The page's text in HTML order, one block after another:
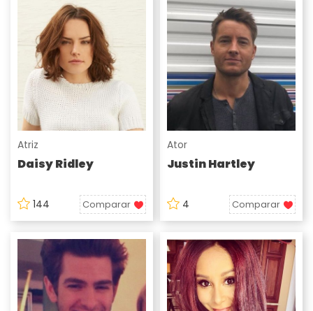
Atriz
Daisy Ridley
144 Comparar
Ator
Justin Hartley
4 Comparar